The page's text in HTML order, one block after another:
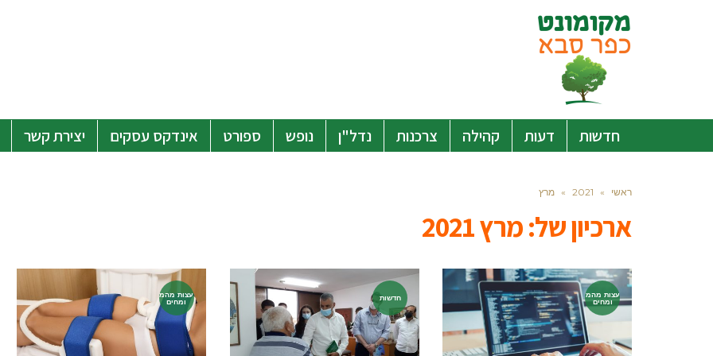
חדשות דעות קהילה צרכנות נדל"ן נופש ספורט אינדקס עסקים יצירת קשר
ראשי »
2021
» מרץ
ארכיון של:מרץ 2021
עצות מהמ
ומחים
חדשות
עצות מהמ
ומחים